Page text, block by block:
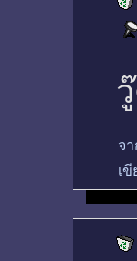
จ
เขี